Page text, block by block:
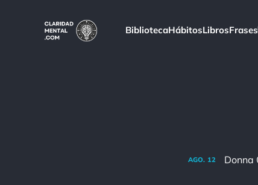
BibliotecaHábitosLibrosFrases
AGO. 12